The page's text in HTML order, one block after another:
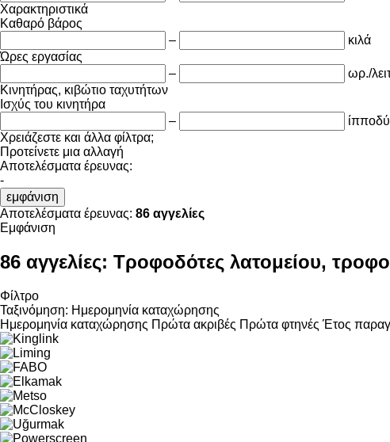
Χαρακτηριστικά
Καθαρό βάρος
–
κιλά
Ώρες εργασίας
–
ωρ./
Κινητήρας, κιβώτιο ταχυτήτων
Ισχύς του κινητήρα
–
Χρειάζεστε και άλλα φίλτρα;
Προτείνετε μια αλλαγή
Αποτελέσματα έρευνας:
-
εμφάνιση
Αποτελέσματα έρευνας: 86 αγγελίες
Εμφάνιση
86 αγγελίες: Τροφοδότες λατομείου,
Φίλτρο
Ταξινόμηση: Ημερομηνία καταχώρησης
Ημερομηνία καταχώρησης Πρώτα ακριβές Πρώτα φτηνές Έτος